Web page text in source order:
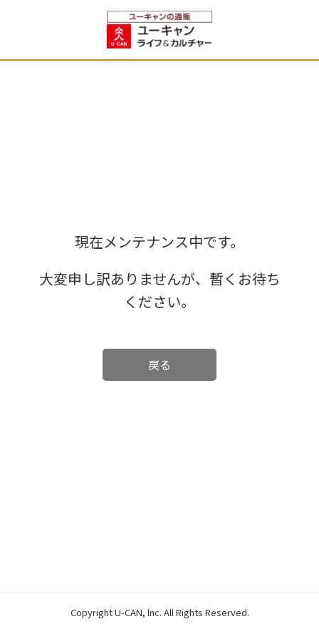
現在メンテナンス中です。
大変申し訳ありませんが、暫くお待ち
ください。
戻る
Copyright U-CAN, lnc. All Rights Reserved.